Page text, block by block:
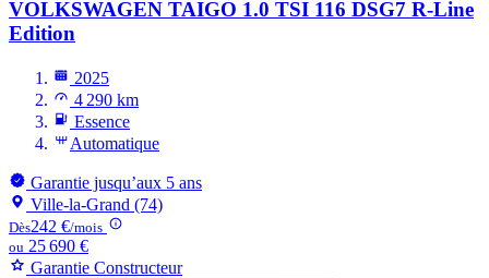
VOLKSWAGEN TAIGO 1.0 TSI 116 DSG7 R-Line
Edition
2025
4 290 km
Essence
Automatique
Garantie jusqu’aux 5 ans
Ville-la-Grand (74)
Dès242 €/mois
ou 25 690 €
Garantie Constructeur